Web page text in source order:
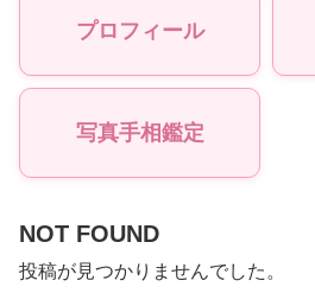
プロフィール
写真手相鑑定
NOT FOUND
投稿が見つかりませんでした。